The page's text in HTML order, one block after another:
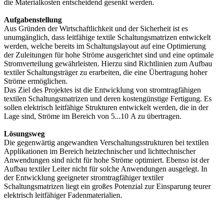
die Materialkosten entscheidend gesenkt werden.
Aufgabenstellung
Aus Gründen der Wirtschaftlichkeit und der Sicherheit ist es
unumgänglich, dass leitfähige textile Schaltungsmatrizen entwickelt
werden, welche bereits im Schaltungslayout auf eine Optimierung
der Zuleitungen für hohe Ströme ausgerichtet sind und eine optimale
Strom­verteilung gewährleisten. Hierzu sind Richtlinien zum Aufbau
textiler Schaltungsträger zu erarbeiten, die eine Übertragung hoher
Ströme ermöglichen.
Das Ziel des Projektes ist die Entwicklung von stromtragfähigen
textilen Schaltungsmatrizen und deren kostengünstige Fertigung. Es
sollen elektrisch leitfähige Strukturen entwickelt werden, die in der
Lage sind, Ströme im Bereich von 5...10 A zu übertragen.
Lösungsweg
Die gegenwärtig angewandten Verschaltungsstrukturen bei textilen
Applikationen im Bereich heiztechnischer und lichttechnischer
Anwendungen sind nicht für hohe Ströme optimiert. Ebenso ist der
Aufbau textiler Leiter nicht für solche Anwendungen ausgelegt. In
der Ent­wicklung geeigneter stromtragfähiger textiler
Schaltungsmatrizen liegt ein großes Potenzial zur Einsparung teurer
elektrisch leitfähiger Fadenmaterialien.